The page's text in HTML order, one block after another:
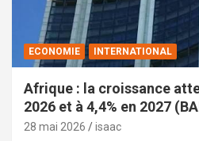
ECONOMIE INTERNATIONAL
Afrique : la croissance
2026 et à 4,4% en 2027
28 mai 2026 isaac